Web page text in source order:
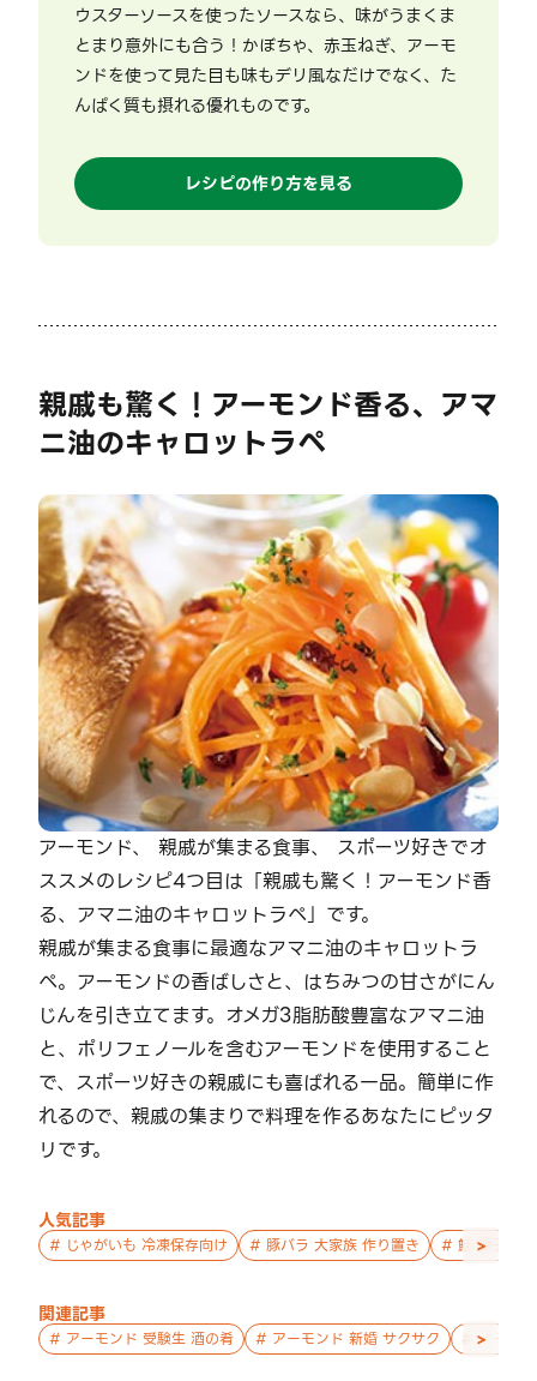
ウスターソースを使ったソースなら、味がうまくま
とまり意外にも合う！かぼちゃ、赤玉ねぎ、アーモ
ンドを使って見た目も味もデリ風なだけでなく、た
んぱく質も摂れる優れものです。
レシピの作り方を見る
親戚も驚く！アーモンド香る、アマ
ニ油のキャロットラペ
アーモンド、 親戚が集まる食事、 スポーツ好きでオ
ススメのレシピ4つ目は「親戚も驚く！アーモンド香
る、アマニ油のキャロットラペ」です。
親戚が集まる食事に最適なアマニ油のキャロットラ
ペ。アーモンドの香ばしさと、はちみつの甘さがにん
じんを引き立てます。オメガ3脂肪酸豊富なアマニ油
と、ポリフェノールを含むアーモンドを使用すること
で、スポーツ好きの親戚にも喜ばれる一品。簡単に作
れるので、親戚の集まりで料理を作るあなたにピッタ
リです。
人気記事
# じゃがいも 冷凍保存向け # 豚バラ 大家族 作り置き # 鮭 親子 作
>
関連記事
# アーモンド 受験生 酒の肴 # アーモンド 新婚 サクサク #アーモ
>